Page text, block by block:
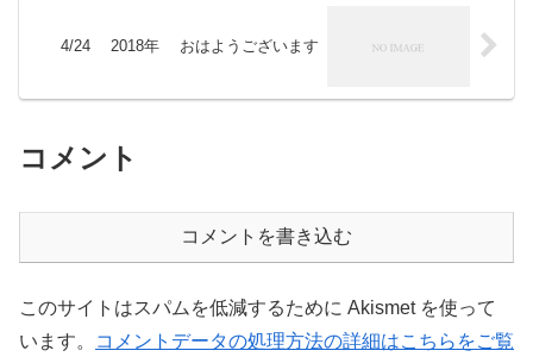
4/24 2018年 おはようございます
コメント
コメントを書き込む
このサイトはスパムを低減するために Akismet を使って
います。
コメントデータの処理方法の詳細はこちらをご覧